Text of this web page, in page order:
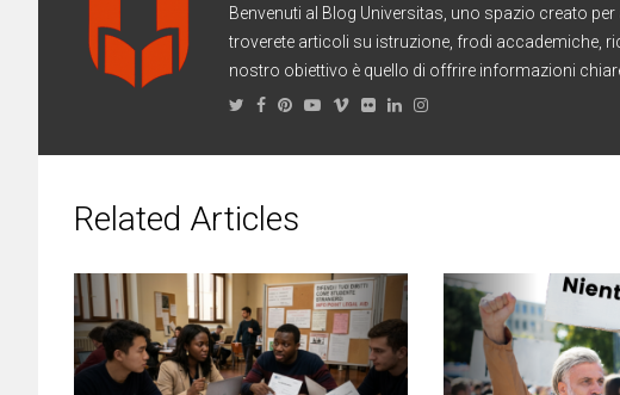
Benvenuti al Blog Universitas, uno spazio creato
troverete articoli su istruzione, frodi accademiche,
nostro obiettivo è quello di offrire informazioni
Related Articles